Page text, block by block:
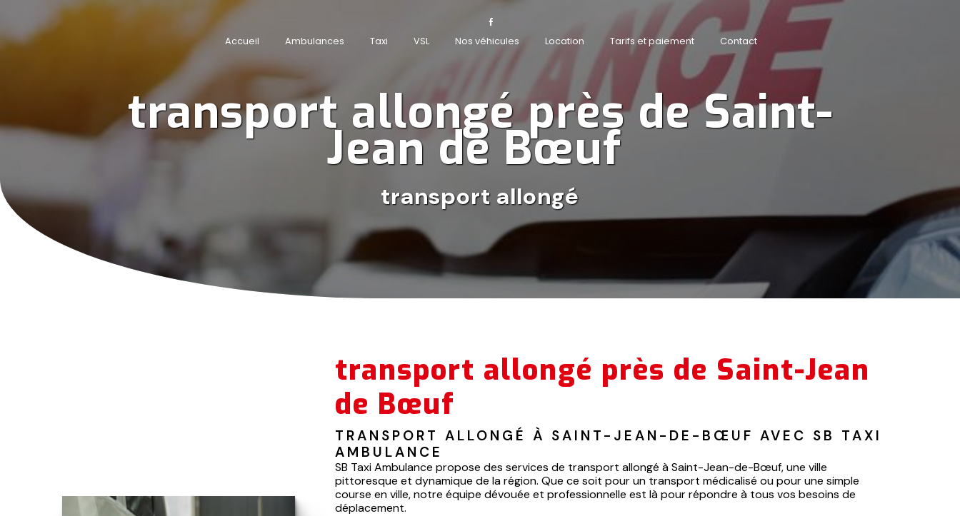
Accueil Ambulances Taxi VSL Nos véhicules Location Tarifs et paiement Contact
transport allongé près de Saint-
Jean de Bœuf
transport allongé
transport allongé près de Saint-Jean
de Bœuf
TRANSPORT ALLONGÉ À SAINT-JEAN-DE-BŒUF AVEC SB TAXI
AMBULANCE
SB Taxi Ambulance propose des services de transport allongé à Saint-Jean-de-Bœuf, une ville
pittoresque et dynamique de la région. Que ce soit pour un transport médicalisé ou pour une simple
course en ville, notre équipe dévouée et professionnelle est là pour répondre à tous vos besoins de
déplacement.
Panneau de gestion des cookies